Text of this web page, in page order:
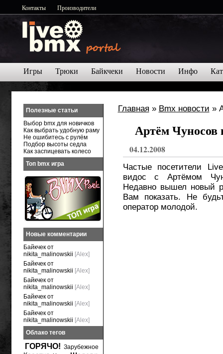
Контакты Производители
Игры Трюки Байкчеки Новости Инфо
Главная » Bmx новости »
Артём Чуносов
04.12.2008
Частые посетители
видос с Артёмом
Недавно вышел новый
Вам показать. Не
оператор молодой.
Полезные статьи
Выбор bmx для новичков
Как выбрать удобную раму
Не ошибитесь с рулём
Подбор высоты седла
Как заспицевать колесо
Топ bmx игра
Новые комментарии
Байкчек от
nikita_malinowskii [Alex]
Байкчек от
nikita_malinowskii [Alex]
Байкчек от
nikita_malinowskii [Alex]
Байкчек от
nikita_malinowskii [Alex]
Байкчек от
nikita_malinowskii [Alex]
Облако тегов
ГОРЯЧО! Зарубежное